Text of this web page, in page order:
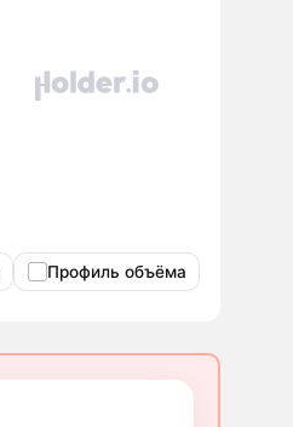
Профиль объёма